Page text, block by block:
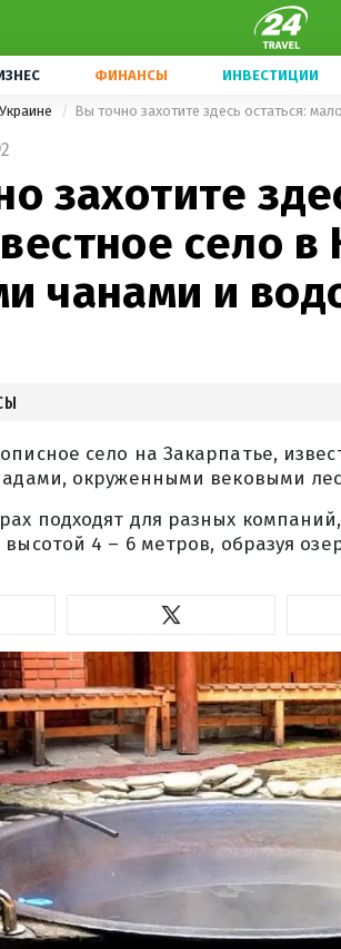
ФИНАНСЫ ИНВЕСТИЦИИ
2
захотите
село в
чанами и
село на Закарпатье,
окруженными вековыми
подходят для разных
4 – 6 метров, образуя